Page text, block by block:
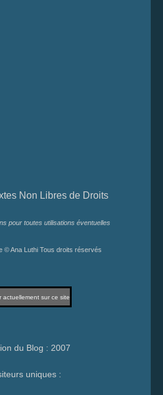
Non Libres de Droits
pour toutes utilisations éventuelles
© Ana Luthi Tous droits réservés
actuellement sur ce site
du Blog : 2007
uniques :